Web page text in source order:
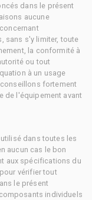
dans le présent
aucune
sans s'y limiter, toute
la conformité à
ou tout
à un usage
fortement
de l'équipement avant
dans toutes les
aucun cas le bon
aux spécifications du
vérifier tout
le présent
individuels